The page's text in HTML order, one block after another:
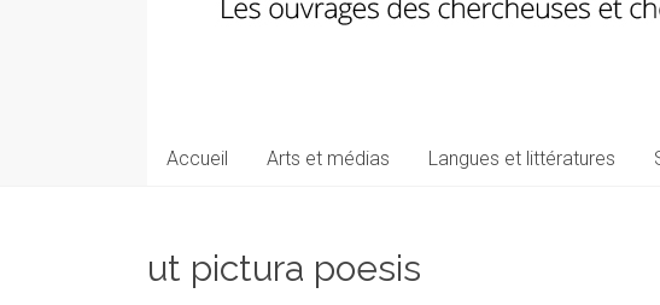
Les
et
chercheurs
Accueil Arts et médias Langues et littératures
ut pictura poesis